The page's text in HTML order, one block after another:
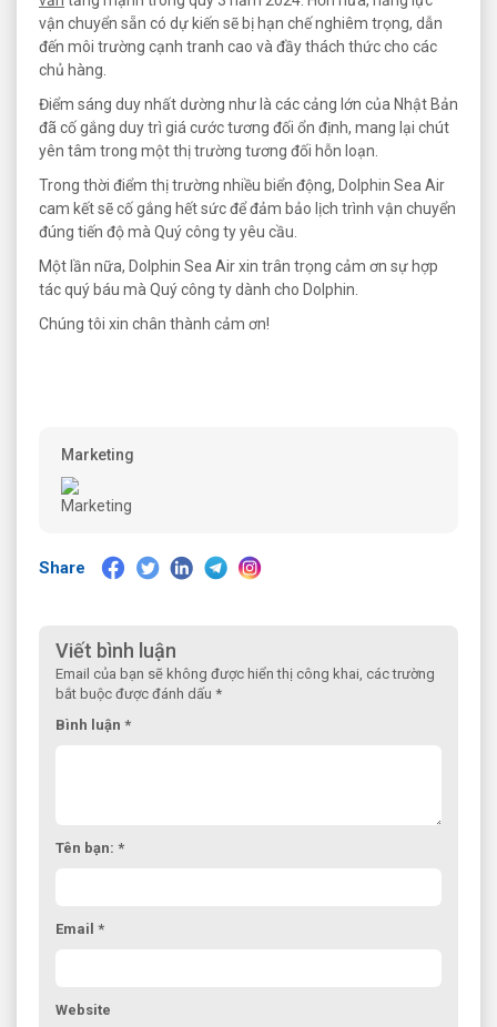
vận chuyển sẵn có dự kiến sẽ bị hạn chế nghiêm trọng, dẫn
đến môi trường cạnh tranh cao và đầy thách thức cho các
chủ hàng.
Điểm sáng duy nhất dường như là các cảng lớn của Nhật Bản
đã cố gắng duy trì giá cước tương đối ổn định, mang lại chút
yên tâm trong một thị trường tương đối hỗn loạn.
Trong thời điểm thị trường nhiều biển động, Dolphin Sea Air
cam kết sẽ cố gắng hết sức để đảm bảo lịch trình vận chuyển
đúng tiến độ mà Quý công ty yêu cầu.
Một lần nữa, Dolphin Sea Air xin trân trọng cảm ơn sự hợp
tác quý báu mà Quý công ty dành cho Dolphin.
Chúng tôi xin chân thành cảm ơn!
Marketing
Share
Viết bình luận
Email của bạn sẽ không được hiển thị công khai, các trường
bắt buộc được đánh dấu *
Bình luận *
Tên bạn: *
Email *
Website